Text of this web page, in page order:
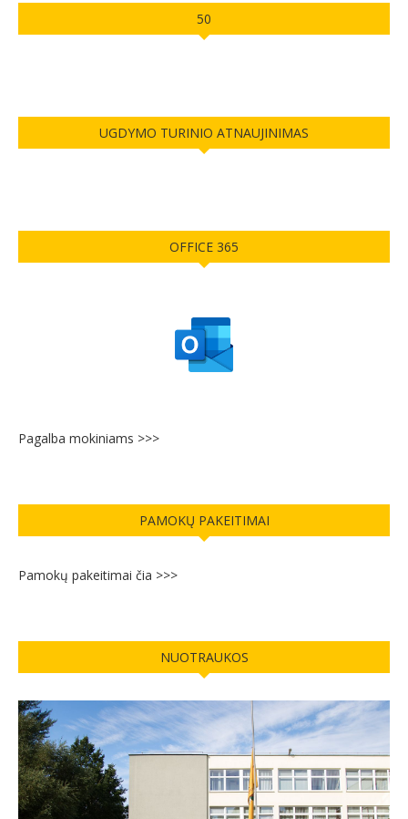
50
UGDYMO TURINIO ATNAUJINIMAS
OFFICE 365
Pagalba mokiniams >>>
PAMOKŲ PAKEITIMAI
Pamokų pakeitimai čia >>>
NUOTRAUKOS